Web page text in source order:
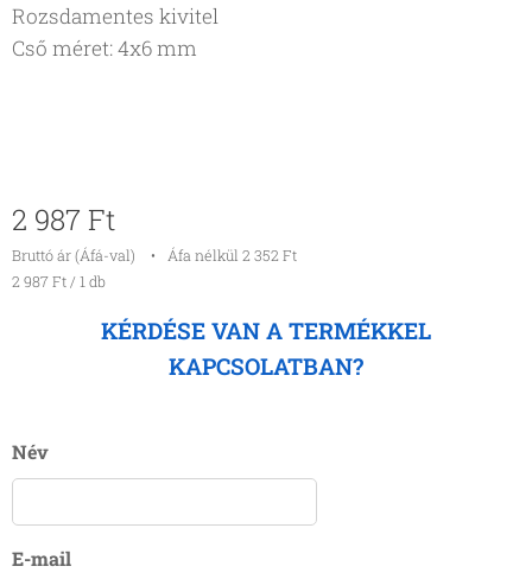
Rozsdamentes kivitel
Cső méret: 4x6 mm
2 987 Ft
Bruttó ár (Áfá-val)
Áfa nélkül 2 352 Ft
2 987 Ft / 1 db
KÉRDÉSE VAN A TERMÉKKEL
KAPCSOLATBAN?
Név
E-mail